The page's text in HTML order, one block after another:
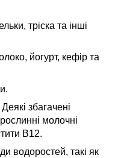
тріска та інші
йогурт, кефір та
Деякі збагачені
молочні
B12.
водоростей, такі як